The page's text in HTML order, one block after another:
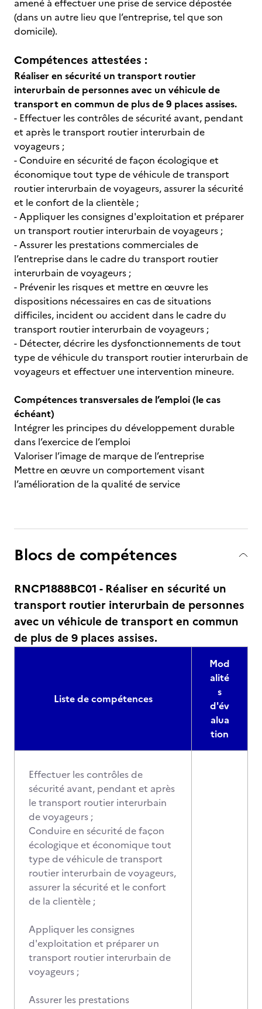
amené à effectuer une prise de service dépostée
(dans un autre lieu que l’entreprise, tel que son
domicile).
Compétences attestées :
Réaliser en sécurité un transport routier
interurbain de personnes avec un véhicule de
transport en commun de plus de 9 places assises.
- Effectuer les contrôles de sécurité avant, pendant
et après le transport routier interurbain de
voyageurs ;
- Conduire en sécurité de façon écologique et
économique tout type de véhicule de transport
routier interurbain de voyageurs, assurer la sécurité
et le confort de la clientèle ;
- Appliquer les consignes d'exploitation et préparer
un transport routier interurbain de voyageurs ;
- Assurer les prestations commerciales de
l’entreprise dans le cadre du transport routier
interurbain de voyageurs ;
- Prévenir les risques et mettre en œuvre les
dispositions nécessaires en cas de situations
difficiles, incident ou accident dans le cadre du
transport routier interurbain de voyageurs ;
- Détecter, décrire les dysfonctionnements de tout
type de véhicule du transport routier interurbain de
voyageurs et effectuer une intervention mineure.
Compétences transversales de l’emploi (le cas
échéant)
Intégrer les principes du développement durable
dans l’exercice de l’emploi
Valoriser l’image de marque de l’entreprise
Mettre en œuvre un comportement visant
l’amélioration de la qualité de service
Blocs de compétences
RNCP1888BC01 - Réaliser en sécurité un
transport routier interurbain de personnes
avec un véhicule de transport en commun
de plus de 9 places assises.
Liste de compétences
Mod
alité
s
d'év
alua
tion
Effectuer les contrôles de
sécurité avant, pendant et après
le transport routier interurbain
de voyageurs ;
Conduire en sécurité de façon
écologique et économique tout
type de véhicule de transport
routier interurbain de voyageurs,
assurer la sécurité et le confort
de la clientèle ;
Appliquer les consignes
d'exploitation et préparer un
transport routier interurbain de
voyageurs ;
Assurer les prestations